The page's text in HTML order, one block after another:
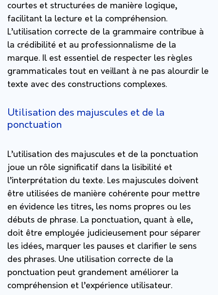
courtes et structurées de manière logique,
facilitant la lecture et la compréhension.
L’utilisation correcte de la grammaire contribue à
la crédibilité et au professionnalisme de la
marque. Il est essentiel de respecter les règles
grammaticales tout en veillant à ne pas alourdir le
texte avec des constructions complexes.
Utilisation des majuscules et de la
ponctuation
L’utilisation des majuscules et de la ponctuation
joue un rôle significatif dans la lisibilité et
l’interprétation du texte. Les majuscules doivent
être utilisées de manière cohérente pour mettre
en évidence les titres, les noms propres ou les
débuts de phrase. La ponctuation, quant à elle,
doit être employée judicieusement pour séparer
les idées, marquer les pauses et clarifier le sens
des phrases. Une utilisation correcte de la
ponctuation peut grandement améliorer la
compréhension et l’expérience utilisateur.